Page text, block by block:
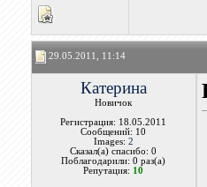
29.05.2011, 11:14
Катерина
Новичок
Регистрация: 18.05.2011
Сообщений: 10
Images: 2
Сказал(а) спасибо: 0
Поблагодарили: 0 раз(а)
Репутация: 10